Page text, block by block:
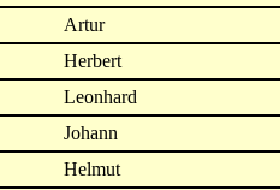
Artur
Herbert
Leonhard
Johann
Helmut